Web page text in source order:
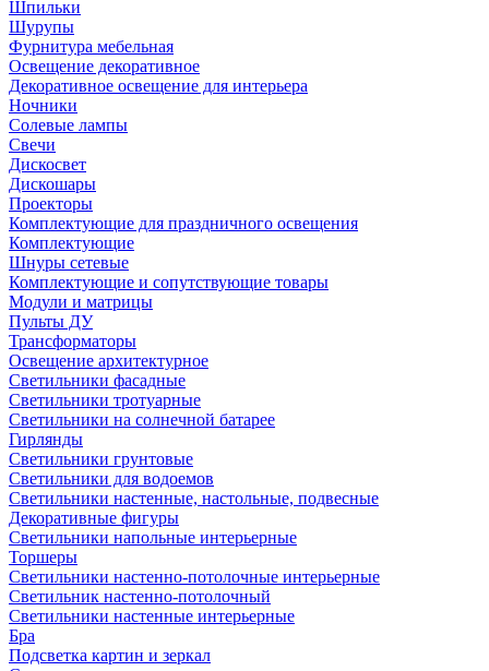
Шпильки
Шурупы
Фурнитура мебельная
Освещение декоративное
Декоративное освещение для интерьера
Ночники
Солевые лампы
Свечи
Дискосвет
Дискошары
Проекторы
Комплектующие для праздничного освещения
Комплектующие
Шнуры сетевые
Комплектующие и сопутствующие товары
Модули и матрицы
Пульты ДУ
Трансформаторы
Освещение архитектурное
Светильники фасадные
Светильники тротуарные
Светильники на солнечной батарее
Гирлянды
Светильники грунтовые
Светильники для водоемов
Светильники настенные, настольные, подвесные
Декоративные фигуры
Светильники напольные интерьерные
Торшеры
Светильники настенно-потолочные интерьерные
Светильник настенно-потолочный
Светильники настенные интерьерные
Бра
Подсветка картин и зеркал